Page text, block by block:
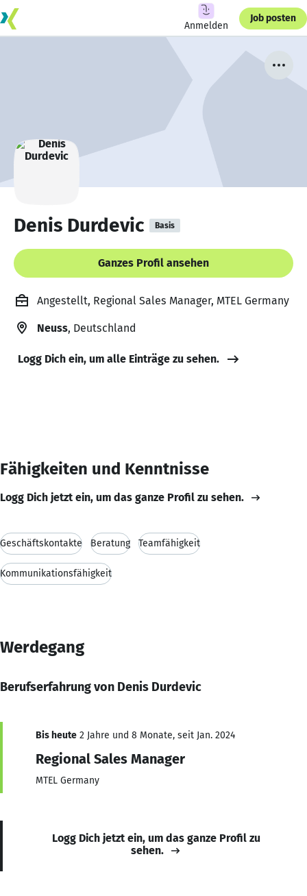
Anmelden
Job posten
Denis Durdevic Basis
Ganzes Profil ansehen
Angestellt, Regional Sales Manager, MTEL Germany
Neuss, Deutschland
Logg Dich ein, um alle Einträge zu sehen.
Fähigkeiten und Kenntnisse
Logg Dich jetzt ein, um das ganze Profil zu sehen.
Geschäftskontakte Beratung Teamfähigkeit
Kommunikationsfähigkeit
Werdegang
Berufserfahrung von Denis Durdevic
Bis heute 2 Jahre und 8 Monate, seit Jan. 2024
Regional Sales Manager
MTEL Germany
Logg Dich jetzt ein, um das ganze Profil zu
sehen.